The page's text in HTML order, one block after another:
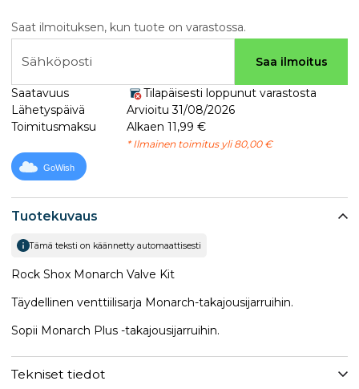
Tuotekuvaus
Tämä teksti on käännetty automaattisesti
Rock Shox Monarch Valve Kit
Täydellinen venttiilisarja Monarch-takajousijarruihin.
Sopii Monarch Plus -takajousijarruihin.
Tekniset tiedot
Saat ilmoituksen, kun tuote on varastossa.
Sähköposti Saa ilmoitus
Saatavuus
Tilapäisesti loppunut varastosta
Lähetyspäivä
Arvioitu 31/08/2026
Toimitusmaksu
Alkaen 11,99 €
* Ilmainen toimitus yli 80,00 €
GoWish